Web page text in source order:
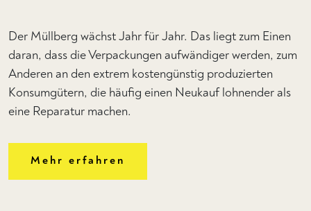
Der Müllberg wächst Jahr für Jahr. Das liegt zum Einen
daran, dass die Verpackungen aufwändiger werden, zum
Anderen an den extrem kostengünstig produzierten
Konsumgütern, die häufig einen Neukauf lohnender als
eine Reparatur machen.
Mehr erfahren